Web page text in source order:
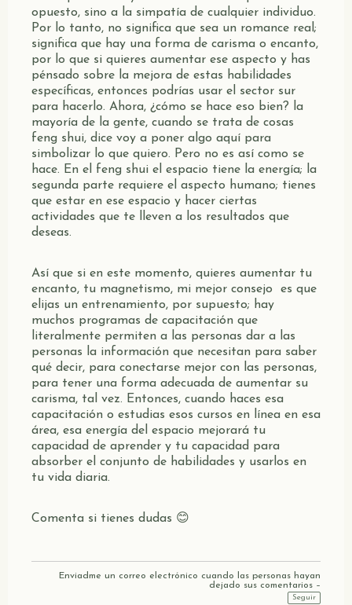
opuesto, sino a la simpatía de cualquier individuo.
Por lo tanto, no significa que sea un romance real;
significa que hay una forma de carisma o encanto,
por lo que si quieres aumentar ese aspecto y has
pénsado sobre la mejora de estas habilidades
específicas, entonces podrías usar el sector sur
para hacerlo. Ahora, ¿cómo se hace eso bien? la
mayoría de la gente, cuando se trata de cosas
feng shui, dice voy a poner algo aquí para
simbolizar lo que quiero. Pero no es así como se
hace. En el feng shui el espacio tiene la energía; la
segunda parte requiere el aspecto humano; tienes
que estar en ese espacio y hacer ciertas
actividades que te lleven a los resultados que
deseas.
Así que si en este momento, quieres aumentar tu
encanto, tu magnetismo, mi mejor consejo es que
elijas un entrenamiento, por supuesto; hay
muchos programas de capacitación que
literalmente permiten a las personas dar a las
personas la información que necesitan para saber
qué decir, para conectarse mejor con las personas,
para tener una forma adecuada de aumentar su
carisma, tal vez. Entonces, cuando haces esa
capacitación o estudias esos cursos en línea en esa
área, esa energía del espacio mejorará tu
capacidad de aprender y tu capacidad para
absorber el conjunto de habilidades y usarlos en
tu vida diaria.
Comenta si tienes dudas 😊
Enviadme un correo electrónico cuando las personas hayan
dejado sus comentarios –
Seguir